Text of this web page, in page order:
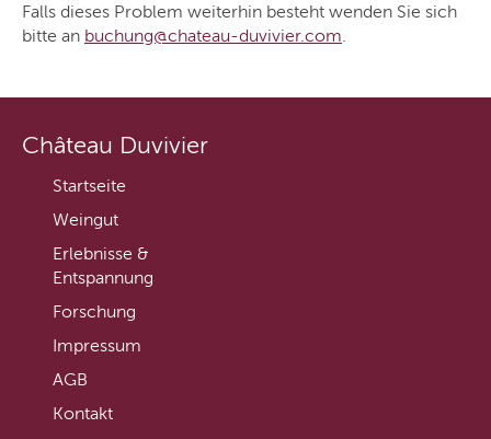
Falls dieses Problem weiterhin besteht wenden Sie sich
bitte an buchung@chateau-duvivier.com.
Château Duvivier
Startseite
Weingut
Erlebnisse &
Entspannung
Forschung
Impressum
AGB
Kontakt